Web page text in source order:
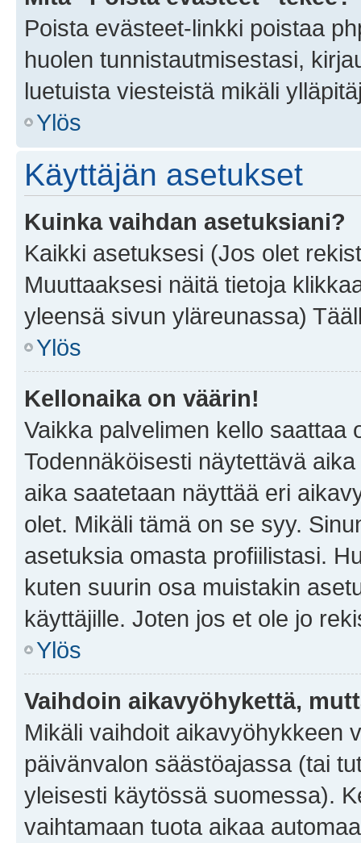
Poista evästeet-linkki poistaa
huolen tunnistautmisestasi,
luetuista viesteistä mikäli
Ylös
Käyttäjän asetukset
Kuinka vaihdan asetuksiani?
Kaikki asetuksesi (Jos olet
Muuttaaksesi näitä tietoja
yleensä sivun yläreunassa)
Ylös
Kellonaika on väärin!
Vaikka palvelimen kello saattaa
Todennäköisesti näytettävä
aika saatetaan näyttää eri
olet. Mikäli tämä on se syy.
asetuksia omasta profiilistasi.
kuten suurin osa muistakin
käyttäjille. Joten jos et ole jo
Ylös
Vaihdoin aikavyöhykettä,
Mikäli vaihdoit aikavyöhykkeen
päivänvalon säästöajassa (tai
yleisesti käytössä suomessa).
vaihtamaan tuota aikaa